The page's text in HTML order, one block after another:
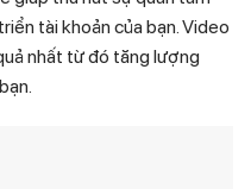
tài khoản của bạn. Video
nhất từ đó tăng lượng